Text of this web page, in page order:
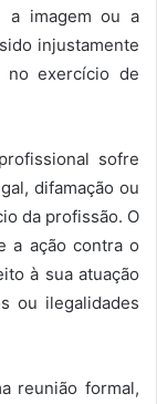
a imagem ou a
injustamente
no exercício de
sofre
difamação ou
da profissão. O
a ação contra o
à sua atuação
ou ilegalidades
reunião formal,